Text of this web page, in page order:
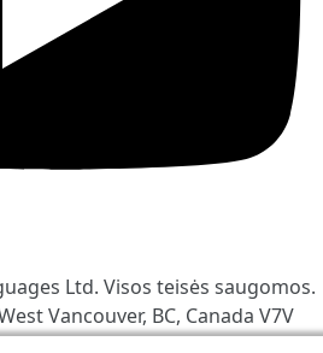
Ltd. Visos teisės saugomos.
Vancouver, BC, Canada V7V